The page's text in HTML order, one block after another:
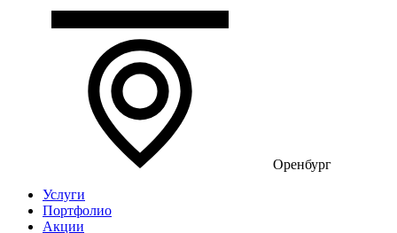
Оренбург
Услуги
Портфолио
Акции